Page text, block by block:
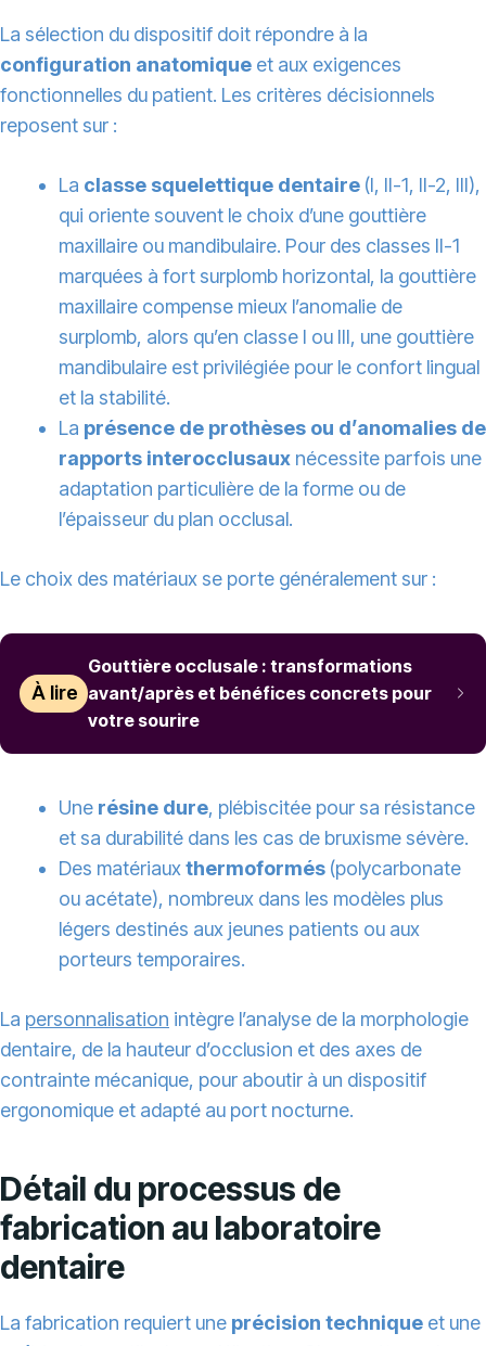
La sélection du dispositif doit répondre à la
configuration anatomique et aux exigences
fonctionnelles du patient. Les critères décisionnels
reposent sur :
La classe squelettique dentaire (I, II-1, II-2, III),
qui oriente souvent le choix d’une gouttière
maxillaire ou mandibulaire. Pour des classes II-1
marquées à fort surplomb horizontal, la gouttière
maxillaire compense mieux l’anomalie de
surplomb, alors qu’en classe I ou III, une gouttière
mandibulaire est privilégiée pour le confort lingual
et la stabilité.
La présence de prothèses ou d’anomalies de
rapports interocclusaux nécessite parfois une
adaptation particulière de la forme ou de
l’épaisseur du plan occlusal.
Le choix des matériaux se porte généralement sur :
À lire
Gouttière occlusale : transformations
avant/après et bénéfices concrets pour
votre sourire
Une résine dure, plébiscitée pour sa résistance
et sa durabilité dans les cas de bruxisme sévère.
Des matériauxthermoformés (polycarbonate
ou acétate), nombreux dans les modèles plus
légers destinés aux jeunes patients ou aux
porteurs temporaires.
La personnalisation intègre l’analyse de la morphologie
dentaire, de la hauteur d’occlusion et des axes de
contrainte mécanique, pour aboutir à un dispositif
ergonomique et adapté au port nocturne.
Détail du processus de
fabrication au laboratoire
dentaire
La fabrication requiert une précision technique et une